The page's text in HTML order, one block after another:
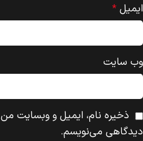
ایمیل *
وب‌ سایت
ذخیره نام، ایمیل و وبسایت من
دیدگاهی می‌نویسم.